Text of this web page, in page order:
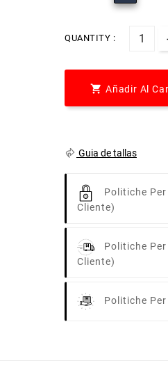
QUANTITY :
 Añadir Al
Guia de tallas
Politiche
Cliente)
Politiche
Cliente)
Politiche Per